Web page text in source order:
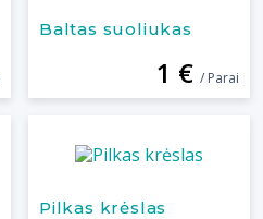
Baltas suoliukas
1 € / Parai
Pilkas krėslas